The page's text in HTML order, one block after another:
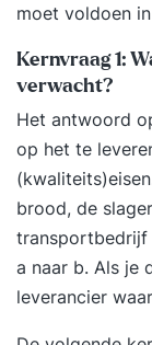
moet voldoen
Kernvraag 1:
verwacht?
Het antwoord
op het te
brood, de
transportbedrijf
a naar b. Als je
leverancier